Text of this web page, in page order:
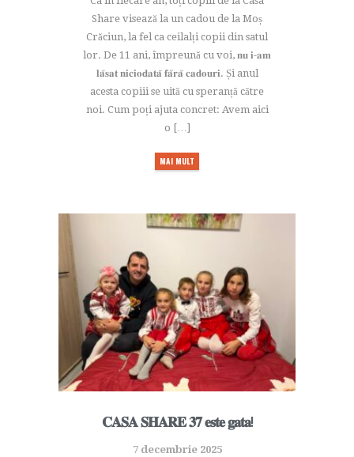
Share visează la un cadou de la Moș
Crăciun, la fel ca ceilalți copii din satul
lor. De 11 ani, împreună cu voi, 𝐧𝐮 𝐢-𝐚𝐦
𝐥𝐚̆𝐬𝐚𝐭 𝐧𝐢𝐜𝐢𝐨𝐝𝐚𝐭𝐚̆ 𝐟𝐚̆𝐫𝐚̆ 𝐜𝐚𝐝𝐨𝐮𝐫𝐢. Și anul
acesta copiii se uită cu speranță către
noi. Cum poți ajuta concret: Avem aici
o […]
MAI MULT
𝐂𝐀𝐒𝐀 𝐒𝐇𝐀𝐑𝐄 𝟑𝟕 𝐞𝐬𝐭𝐞 𝐠𝐚𝐭𝐚!
7 decembrie 2025